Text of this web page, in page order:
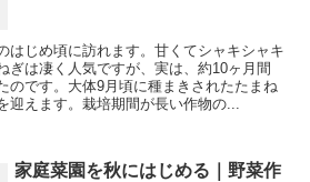
はじめ頃に訪れます。甘くてシャキシャキ
ぎは凄く人気ですが、実は、約10ヶ月間
のです。大体9月頃に種まきされたたまね
迎えます。栽培期間が長い作物の...
家庭菜園を秋にはじめる｜野菜作